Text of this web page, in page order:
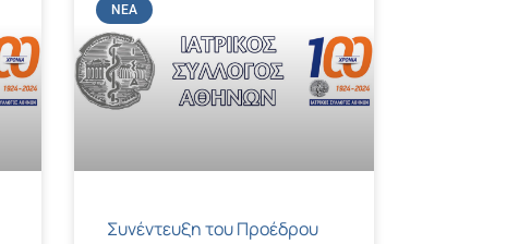
ΝΈΑ
Συνέντευξη του Προέδρου